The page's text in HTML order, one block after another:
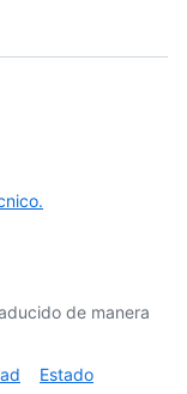
de manera
Estado